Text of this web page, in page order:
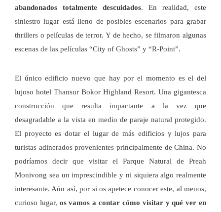
abandonados totalmente descuidados. En realidad, este
siniestro lugar está lleno de posibles escenarios para grabar
thrillers o películas de terror. Y de hecho, se filmaron algunas
escenas de las películas “City of Ghosts” y “R-Point”.
El único edificio nuevo que hay por el momento es el del
lujoso hotel Thansur Bokor Highland Resort. Una gigantesca
construcción que resulta impactante a la vez que
desagradable a la vista en medio de paraje natural protegido.
El proyecto es dotar el lugar de más edificios y lujos para
turistas adinerados provenientes principalmente de China. No
podríamos decir que visitar el Parque Natural de Preah
Monivong sea un imprescindible y ni siquiera algo realmente
interesante. Aún así, por si os apetece conocer este, al menos,
curioso lugar, os vamos a contar cómo visitar y qué ver en